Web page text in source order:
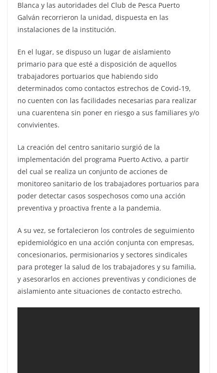
Blanca y las autoridades del Club de Pesca Puerto
Galván recorrieron la unidad, dispuesta en las
instalaciones de la institución.
En el lugar, se dispuso un lugar de aislamiento
primario para que esté a disposición de aquellos
trabajadores portuarios que habiendo sido
determinados como contactos estrechos de Covid-19,
no cuenten con las facilidades necesarias para realizar
una cuarentena sin poner en riesgo a sus familiares y/o
convivientes.
La creación del centro sanitario surgió de la
implementación del programa Puerto Activo, a partir
del cual se realiza un conjunto de acciones de
monitoreo sanitario de los trabajadores portuarios para
poder detectar casos sospechosos como una acción
preventiva y proactiva frente a la pandemia.
A su vez, se fortalecieron los controles de seguimiento
epidemiológico en una acción conjunta con empresas,
concesionarios, permisionarios y sectores sindicales
para proteger la salud de los trabajadores y su familia,
y asesorarlos en acciones preventivas y condiciones de
aislamiento ante situaciones de contacto estrecho.